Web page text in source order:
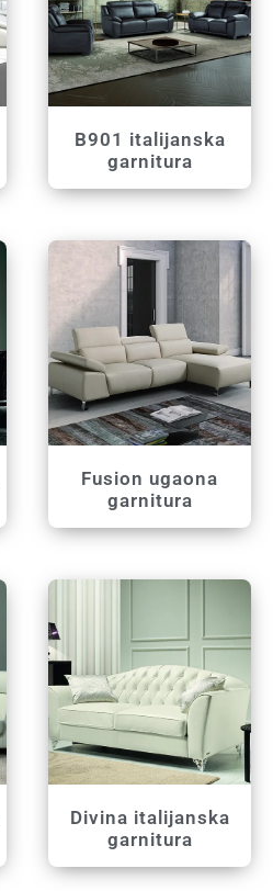
B901 italijanska
garnitura
Fusion ugaona
garnitura
Divina italijanska
garnitura